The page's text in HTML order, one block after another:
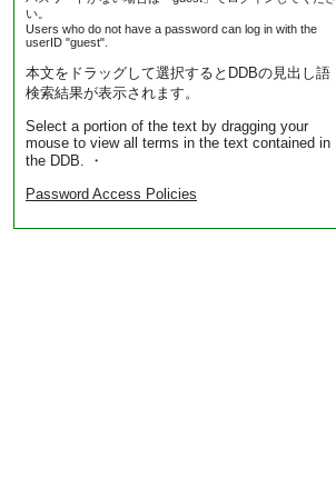
い。
Users who do not have a password can log in with the
userID "guest".
本文をドラッグして選択するとDDBの見出し語
検索結果が表示されます。
Select a portion of the text by dragging your
mouse to view all terms in the text contained in
the DDB. ・
Password Access Policies